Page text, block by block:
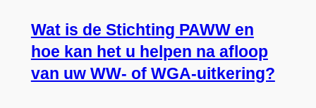
Wat is de Stichting PAWW en
hoe kan het u helpen na afloop
van uw WW- of WGA-uitkering?